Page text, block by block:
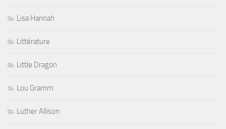
Lisa Hannah
Littérature
Little Dragon
Lou Gramm
Luther Allison